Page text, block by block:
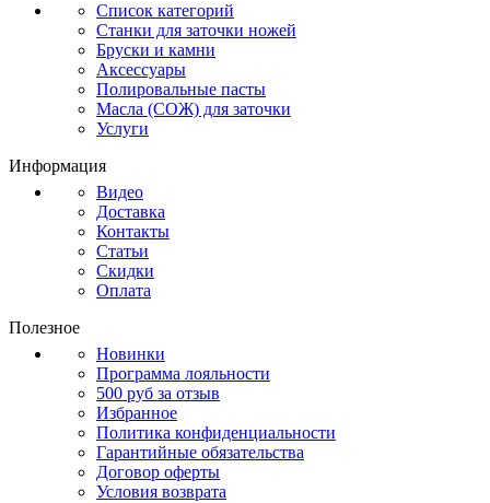
Список категорий
Станки для заточки ножей
Бруски и камни
Аксессуары
Полировальные пасты
Масла (СОЖ) для заточки
Услуги
Информация
Видео
Доставка
Контакты
Статьи
Скидки
Оплата
Полезное
Новинки
Программа лояльности
500 руб за отзыв
Избранное
Политика конфиденциальности
Гарантийные обязательства
Договор оферты
Условия возврата